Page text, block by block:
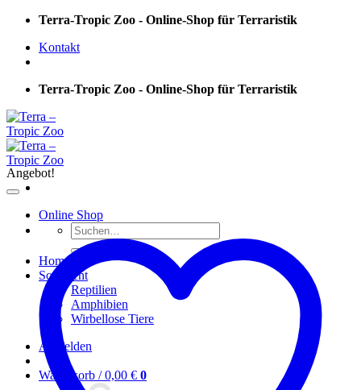
Skip
content
Terra-Tropic Zoo - Online-Shop für Terraristik
Kontakt
Terra-Tropic Zoo - Online-Shop für Terraristik
Online Shop
Suchen
nach:
Home
Sortiment
Reptilien
Amphibien
Wirbellose Tiere
Anmelden
Warenkorb /0,00 € 0
Angebot!